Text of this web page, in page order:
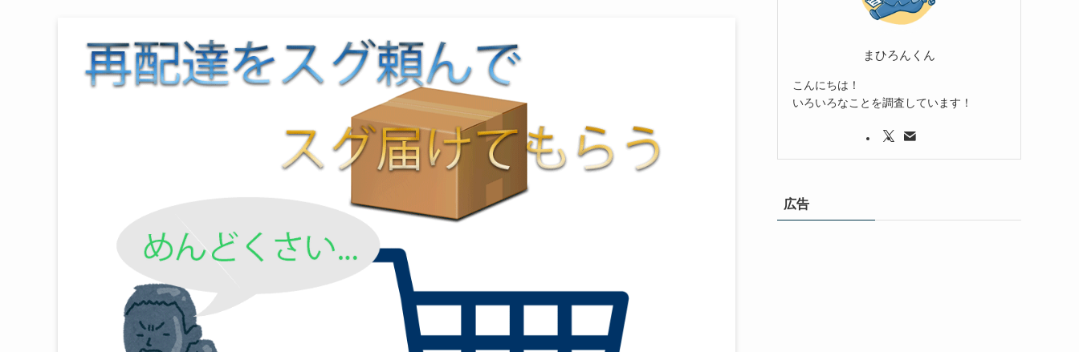
まひろんくん
こんにちは！
いろいろなことを調査しています！
広告